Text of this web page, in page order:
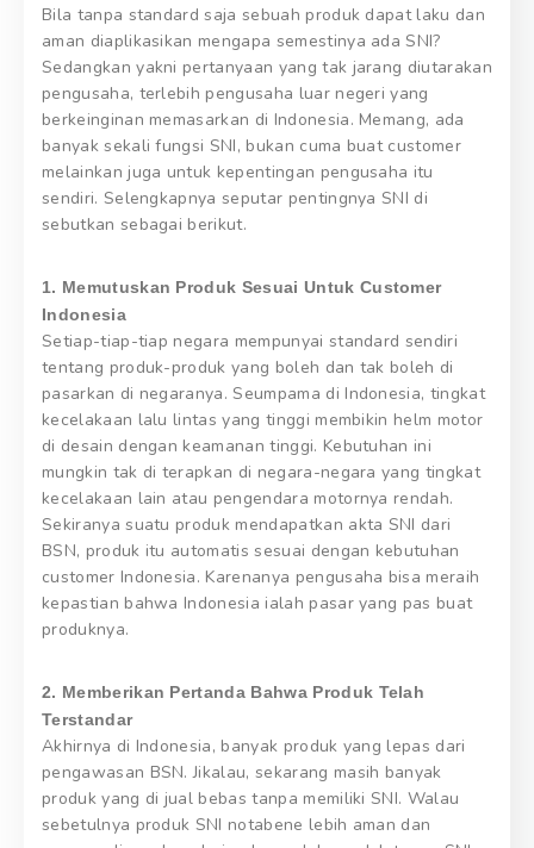
Bila tanpa standard saja sebuah produk dapat laku dan
aman diaplikasikan mengapa semestinya ada SNI?
Sedangkan yakni pertanyaan yang tak jarang diutarakan
pengusaha, terlebih pengusaha luar negeri yang
berkeinginan memasarkan di Indonesia. Memang, ada
banyak sekali fungsi SNI, bukan cuma buat customer
melainkan juga untuk kepentingan pengusaha itu
sendiri. Selengkapnya seputar pentingnya SNI di
sebutkan sebagai berikut.
1. Memutuskan Produk Sesuai Untuk Customer
Indonesia
Setiap-tiap-tiap negara mempunyai standard sendiri
tentang produk-produk yang boleh dan tak boleh di
pasarkan di negaranya. Seumpama di Indonesia, tingkat
kecelakaan lalu lintas yang tinggi membikin helm motor
di desain dengan keamanan tinggi. Kebutuhan ini
mungkin tak di terapkan di negara-negara yang tingkat
kecelakaan lain atau pengendara motornya rendah.
Sekiranya suatu produk mendapatkan akta SNI dari
BSN, produk itu automatis sesuai dengan kebutuhan
customer Indonesia. Karenanya pengusaha bisa meraih
kepastian bahwa Indonesia ialah pasar yang pas buat
produknya.
2. Memberikan Pertanda Bahwa Produk Telah
Terstandar
Akhirnya di Indonesia, banyak produk yang lepas dari
pengawasan BSN. Jikalau, sekarang masih banyak
produk yang di jual bebas tanpa memiliki SNI. Walau
sebetulnya produk SNI notabene lebih aman dan